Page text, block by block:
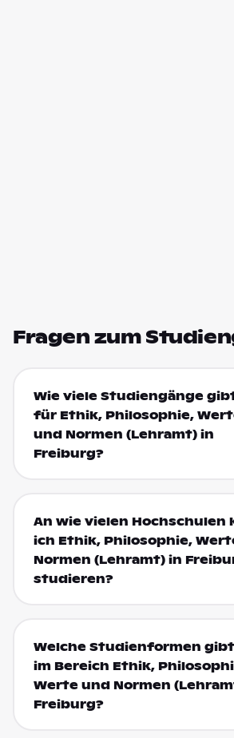
Fragen zum
Wie viele Studiengänge
für Ethik, Philosophie,
und Normen (Lehramt) in
Freiburg?
An wie vielen Hochschulen
ich Ethik, Philosophie,
Normen (Lehramt) in
studieren?
Welche Studienformen
im Bereich Ethik,
Werte und Normen
Freiburg?